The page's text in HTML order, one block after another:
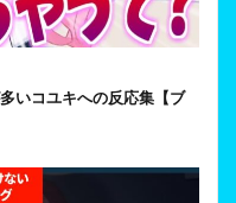
いコユキへの反応集【ブ